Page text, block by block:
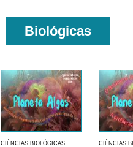
Biológicas
CIÊNCIAS BIOLÓGICAS
CIÊNCIAS